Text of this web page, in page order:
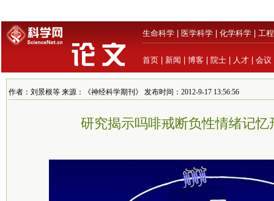
生命科学 医学科学 化学科学 工
首页 新闻 博客 院士 人才 会议
作者：刘景根等 来源：《神经科学期刊》 发布时间：2012-9-17 13:56:56
研究揭示吗啡戒断负性情绪记忆